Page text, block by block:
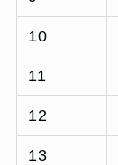
10
11
12
13